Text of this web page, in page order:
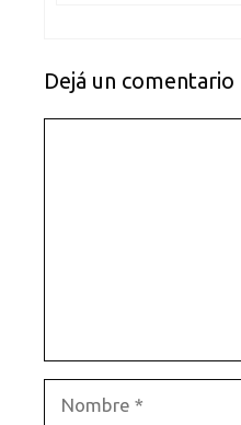
Dejá un comentario